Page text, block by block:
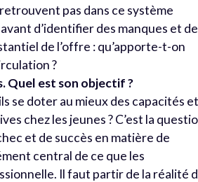
pas dans ce système
d’identifier des manques et de
de l’offre : qu’apporte-t-on
?
Quel est son objectif ?
se doter au mieux des capacités et
chez les jeunes ? C’est la
et de succès en matière de
central de ce que les
Il faut partir de la réalité